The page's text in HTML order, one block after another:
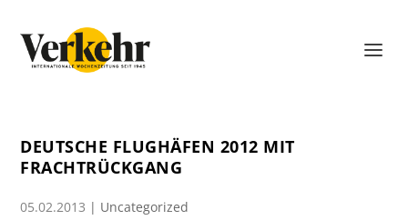
DEUTSCHE FLUGHÄFEN 2012 MIT
FRACHTRÜCKGANG
05.02.2013 | Uncategorized